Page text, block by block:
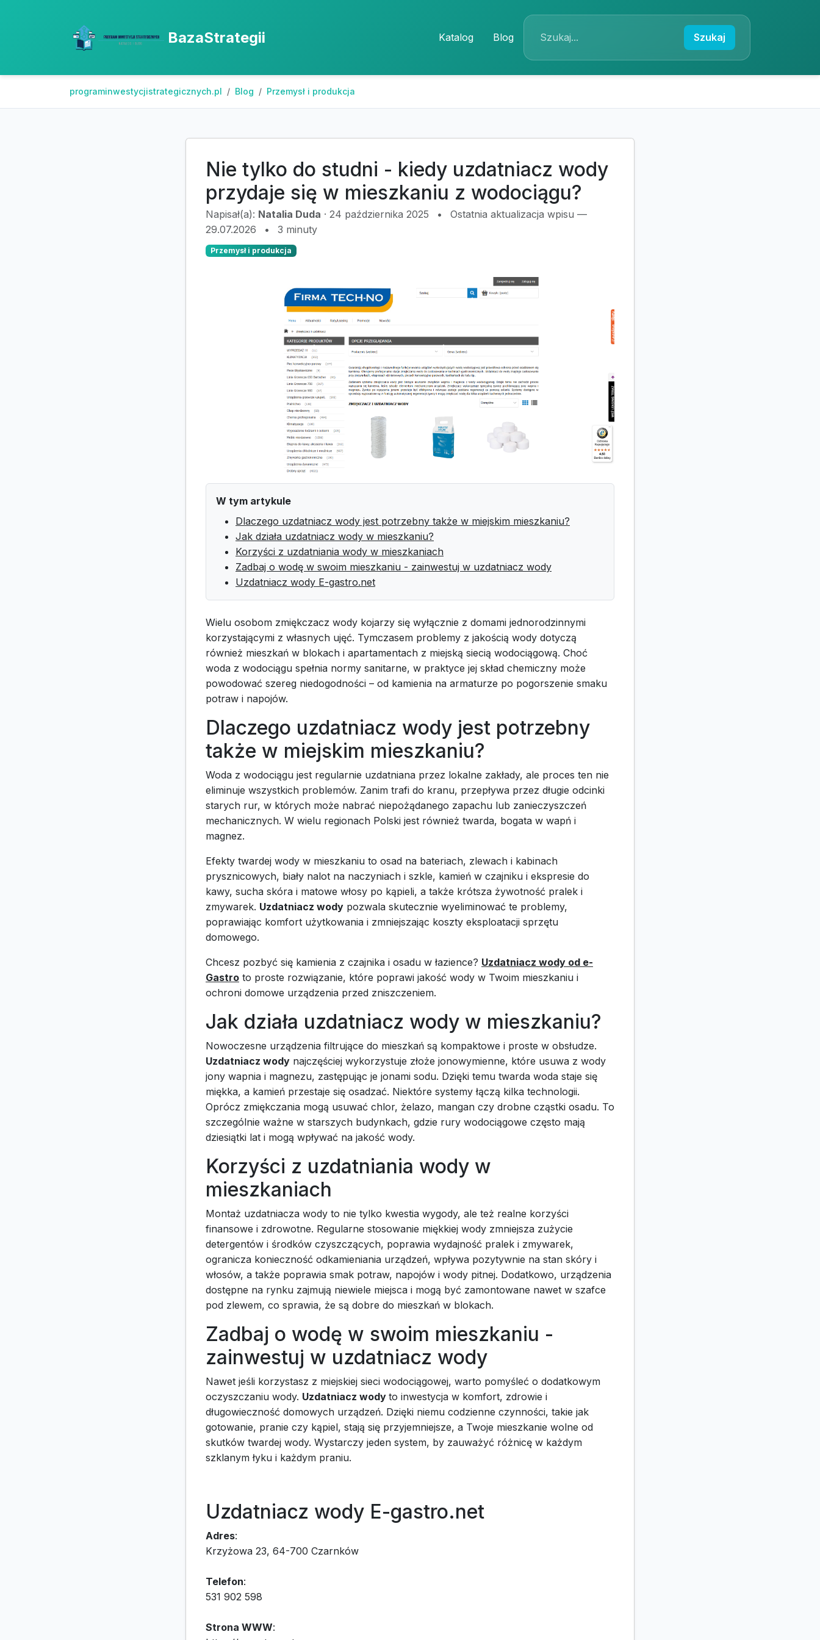
BazaStrategii Katalog Blog Szukaj
programinwestycjistrategicznych.pl Blog Przemysł i produkcja
Nie tylko do studni - kiedy uzdatniacz wody
przydaje się w mieszkaniu z wodociągu?
Napisał(a): Natalia Duda · 24 października 2025 •
Ostatnia aktualizacja wpisu —
29.07.2026
• 3 minuty
Przemysł i produkcja
W tym artykule
Dlaczego uzdatniacz wody jest potrzebny także w miejskim mieszkaniu?
Jak działa uzdatniacz wody w mieszkaniu?
Korzyści z uzdatniania wody w mieszkaniach
Zadbaj o wodę w swoim mieszkaniu - zainwestuj w uzdatniacz wody
Uzdatniacz wody E-gastro.net
Wielu osobom zmiękczacz wody kojarzy się wyłącznie z domami jednorodzinnymi
korzystającymi z własnych ujęć. Tymczasem problemy z jakością wody dotyczą
również mieszkań w blokach i apartamentach z miejską siecią wodociągową. Choć
woda z wodociągu spełnia normy sanitarne, w praktyce jej skład chemiczny może
powodować szereg niedogodności – od kamienia na armaturze po pogorszenie smaku
potraw i napojów.
Dlaczego uzdatniacz wody jest potrzebny
także w miejskim mieszkaniu?
Woda z wodociągu jest regularnie uzdatniana przez lokalne zakłady, ale proces ten nie
eliminuje wszystkich problemów. Zanim trafi do kranu, przepływa przez długie odcinki
starych rur, w których może nabrać niepożądanego zapachu lub zanieczyszczeń
mechanicznych. W wielu regionach Polski jest również twarda, bogata w wapń i
magnez.
Efekty twardej wody w mieszkaniu to osad na bateriach, zlewach i kabinach
prysznicowych, biały nalot na naczyniach i szkle, kamień w czajniku i ekspresie do
kawy, sucha skóra i matowe włosy po kąpieli, a także krótsza żywotność pralek i
zmywarek. Uzdatniacz wody pozwala skutecznie wyeliminować te problemy,
poprawiając komfort użytkowania i zmniejszając koszty eksploatacji sprzętu
domowego.
Chcesz pozbyć się kamienia z czajnika i osadu w łazience? Uzdatniacz wody od e-
Gastro to proste rozwiązanie, które poprawi jakość wody w Twoim mieszkaniu i
ochroni domowe urządzenia przed zniszczeniem.
Jak działa uzdatniacz wody w mieszkaniu?
Nowoczesne urządzenia filtrujące do mieszkań są kompaktowe i proste w obsłudze.
Uzdatniacz wody najczęściej wykorzystuje złoże jonowymienne, które usuwa z wody
jony wapnia i magnezu, zastępując je jonami sodu. Dzięki temu twarda woda staje się
miękka, a kamień przestaje się osadzać. Niektóre systemy łączą kilka technologii.
Oprócz zmiękczania mogą usuwać chlor, żelazo, mangan czy drobne cząstki osadu. To
szczególnie ważne w starszych budynkach, gdzie rury wodociągowe często mają
dziesiątki lat i mogą wpływać na jakość wody.
Korzyści z uzdatniania wody w
mieszkaniach
Montaż uzdatniacza wody to nie tylko kwestia wygody, ale też realne korzyści
finansowe i zdrowotne. Regularne stosowanie miękkiej wody zmniejsza zużycie
detergentów i środków czyszczących, poprawia wydajność pralek i zmywarek,
ogranicza konieczność odkamieniania urządzeń, wpływa pozytywnie na stan skóry i
włosów, a także poprawia smak potraw, napojów i wody pitnej. Dodatkowo, urządzenia
dostępne na rynku zajmują niewiele miejsca i mogą być zamontowane nawet w szafce
pod zlewem, co sprawia, że są dobre do mieszkań w blokach.
Zadbaj o wodę w swoim mieszkaniu -
zainwestuj w uzdatniacz wody
Nawet jeśli korzystasz z miejskiej sieci wodociągowej, warto pomyśleć o dodatkowym
oczyszczaniu wody. Uzdatniacz wody to inwestycja w komfort, zdrowie i
długowieczność domowych urządzeń. Dzięki niemu codzienne czynności, takie jak
gotowanie, pranie czy kąpiel, stają się przyjemniejsze, a Twoje mieszkanie wolne od
skutków twardej wody. Wystarczy jeden system, by zauważyć różnicę w każdym
szklanym łyku i każdym praniu.
Uzdatniacz wody E-gastro.net
Adres:
Krzyżowa 23, 64-700 Czarnków
Telefon:
531 902 598
Strona WWW: